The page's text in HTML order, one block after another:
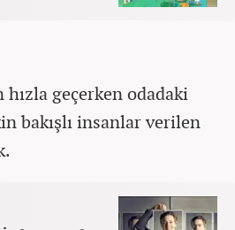
geçerken odadaki
bakışlı insanlar verilen